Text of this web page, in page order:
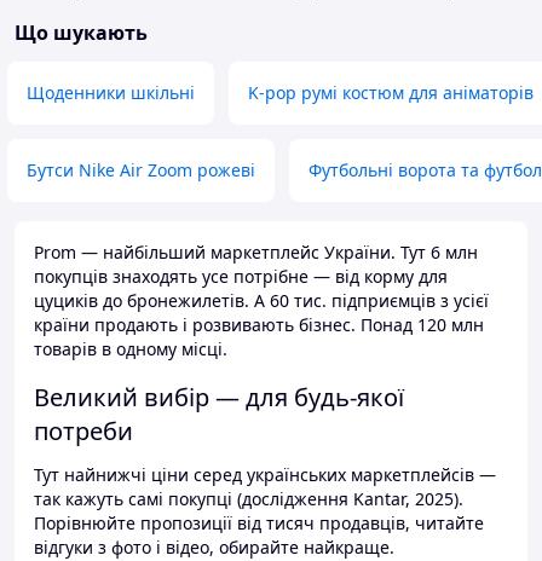
Що шукають
Щоденники шкільні K-pop румі костюм для аніматорів
Бутси Nike Air Zoom рожеві Футбольні ворота та
Prom — найбільший маркетплейс України. Тут 6 млн
покупців знаходять усе потрібне — від корму для
цуциків до бронежилетів. А 60 тис. підприємців з усієї
країни продають і розвивають бізнес. Понад 120 млн
товарів в одному місці.
Великий вибір — для будь-якої
потреби
Тут найнижчі ціни серед українських маркетплейсів —
так кажуть самі покупці (дослідження Kantar, 2025).
Порівнюйте пропозиції від тисяч продавців, читайте
відгуки з фото і відео, обирайте найкраще.